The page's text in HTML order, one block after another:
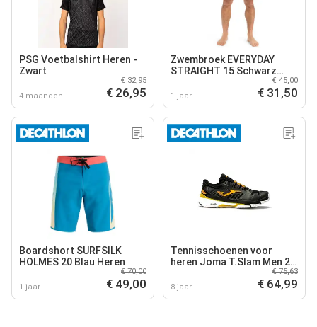
PSG Voetbalshirt Heren -
Zwart
4 maanden
€ 32,95
€ 26,95
Zwembroek EVERYDAY
STRAIGHT 15 Schwarz
1 jaar
€ 45,00
€ 31,50
Boardshort SURFSILK
HOLMES 20 Blau Heren
1 jaar
€ 70,00
€ 49,00
Tennisschoenen voor
heren Joma T.Slam Men 22
8 jaar
€ 75,63
€ 64,99